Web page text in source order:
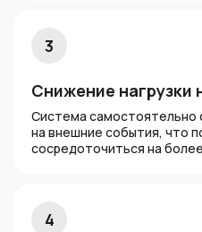
3
Снижение нагрузки
Система самостоятельно
на внешние события, что
сосредоточиться на
4